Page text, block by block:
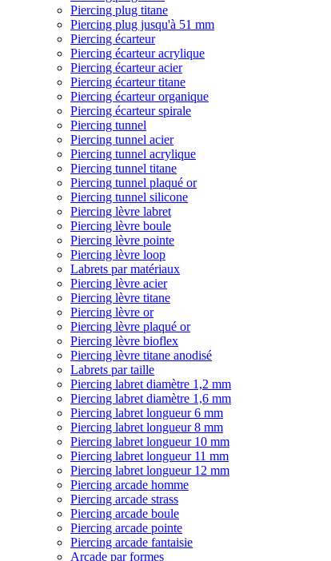
Piercing plug titane
Piercing plug jusqu'à 51 mm
Piercing écarteur
Piercing écarteur acrylique
Piercing écarteur acier
Piercing écarteur titane
Piercing écarteur organique
Piercing écarteur spirale
Piercing tunnel
Piercing tunnel acier
Piercing tunnel acrylique
Piercing tunnel titane
Piercing tunnel plaqué or
Piercing tunnel silicone
Piercing lèvre labret
Piercing lèvre boule
Piercing lèvre pointe
Piercing lèvre loop
Labrets par matériaux
Piercing lèvre acier
Piercing lèvre titane
Piercing lèvre or
Piercing lèvre plaqué or
Piercing lèvre bioflex
Piercing lèvre titane anodisé
Labrets par taille
Piercing labret diamètre 1,2 mm
Piercing labret diamètre 1,6 mm
Piercing labret longueur 6 mm
Piercing labret longueur 8 mm
Piercing labret longueur 10 mm
Piercing labret longueur 11 mm
Piercing labret longueur 12 mm
Piercing arcade homme
Piercing arcade strass
Piercing arcade boule
Piercing arcade pointe
Piercing arcade fantaisie
Arcade par formes